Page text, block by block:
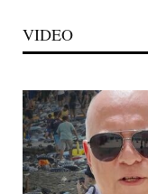
VIDEO